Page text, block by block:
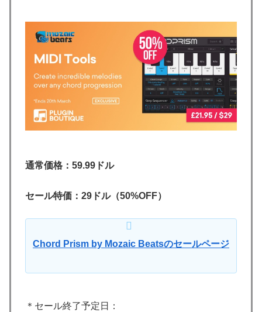
通常価格：59.99ドル
セール特価：29ドル（50%OFF）
Chord Prism by Mozaic Beatsのセールページ
＊セール終了予定日：